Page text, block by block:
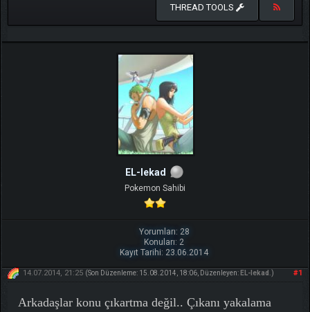
THREAD TOOLS
EL-lekad
Pokemon Sahibi
Yorumları: 28
Konuları: 2
Kayıt Tarihi: 23.06.2014
#1
14.07.2014, 21:25 (Son Düzenleme: 15.08.2014, 18:06, Düzenleyen: EL-lekad .)
Arkadaşlar konu çıkartma değil.. Çıkanı yakalama